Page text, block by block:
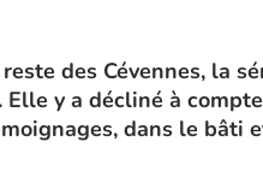
des Cévennes, la
Elle y a décliné à
dans le bâti